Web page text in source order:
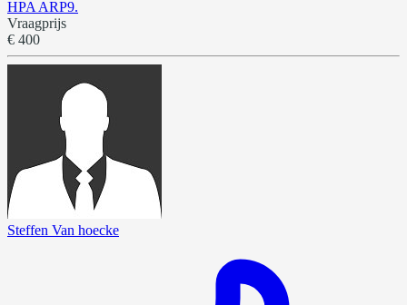
HPA ARP9.
Vraagprijs
€ 400
Steffen Van hoecke